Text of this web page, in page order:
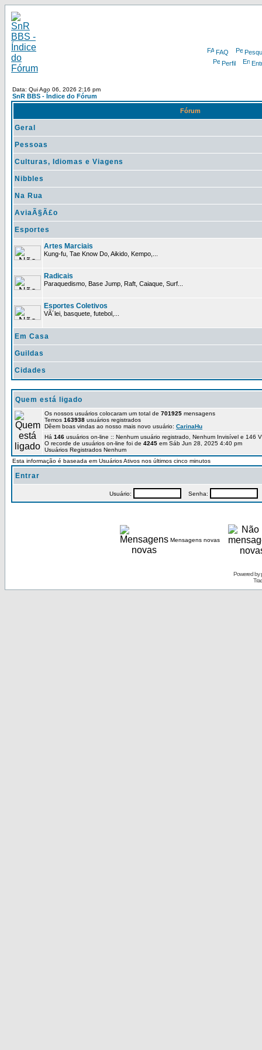
FAQ
Perfil
Data: Qui Ago 06, 2026 2:16 pm
SnR BBS - Índice do Fórum
Fórum
Geral
Pessoas
Culturas, Idiomas e Viagens
Nibbles
Na Rua
AviaÃ§Ã£o
Esportes
Artes Marciais
Kung-fu, Tae Know Do, Aikido, Kempo,...
Radicais
Paraquedismo, Base Jump, Raft, Caiaque, Surf...
Esportes Coletivos
VÃ´lei, basquete, futebol,...
Em Casa
Guildas
Cidades
Quem está ligado
Os nossos usuários colocaram um total de 701925 mensagens
Temos 163938 usuários registrados
Dêem boas vindas ao nosso mais novo usuário: CarinaHu
Há 146 usuários on-line :: Nenhum usuário registrado, Nenhum Invisível e 146
O recorde de usuários on-line foi de 4245 em Sáb Jun 28, 2025 4:40 pm
Usuários Registrados Nenhum
Esta informação é baseada em Usuários Ativos nos últimos cinco minutos
Entrar
Usuário: Senha:
Mensagens novas
Powered by